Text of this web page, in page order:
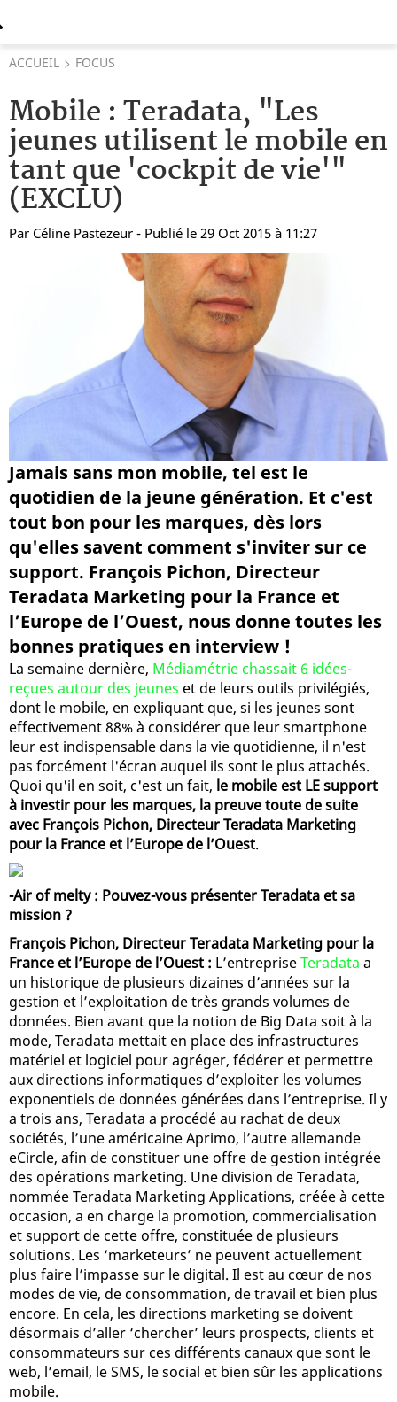
ACCUEIL FOCUS
Mobile : Teradata, "Les
jeunes utilisent le mobile en
tant que 'cockpit de vie'"
(EXCLU)
Par Céline Pastezeur - Publié le 29 Oct 2015 à 11:27
Jamais sans mon mobile, tel est le
quotidien de la jeune génération. Et c'est
tout bon pour les marques, dès lors
qu'elles savent comment s'inviter sur ce
support. François Pichon, Directeur
Teradata Marketing pour la France et
l’Europe de l’Ouest, nous donne toutes les
bonnes pratiques en interview !
La semaine dernière, Médiamétrie chassait 6 idées-
reçues autour des jeunes et de leurs outils privilégiés,
dont le mobile, en expliquant que, si les jeunes sont
effectivement 88% à considérer que leur smartphone
leur est indispensable dans la vie quotidienne, il n'est
pas forcément l'écran auquel ils sont le plus attachés.
Quoi qu'il en soit, c'est un fait, le mobile est LE support
à investir pour les marques, la preuve toute de suite
avec François Pichon, Directeur Teradata Marketing
pour la France et l’Europe de l’Ouest.
-Air of melty : Pouvez-vous présenter Teradata et sa
mission ?
François Pichon, Directeur Teradata Marketing pour la
France et l’Europe de l’Ouest : L’entrepriseTeradata a
un historique de plusieurs dizaines d’années sur la
gestion et l’exploitation de très grands volumes de
données. Bien avant que la notion de Big Data soit à la
mode, Teradata mettait en place des infrastructures
matériel et logiciel pour agréger, fédérer et permettre
aux directions informatiques d’exploiter les volumes
exponentiels de données générées dans l’entreprise. Il y
a trois ans, Teradata a procédé au rachat de deux
sociétés, l’une américaine Aprimo, l’autre allemande
eCircle, afin de constituer une offre de gestion intégrée
des opérations marketing. Une division de Teradata,
nommée Teradata Marketing Applications, créée à cette
occasion, a en charge la promotion, commercialisation
et support de cette offre, constituée de plusieurs
solutions. Les ‘marketeurs’ ne peuvent actuellement
plus faire l’impasse sur le digital. Il est au cœur de nos
modes de vie, de consommation, de travail et bien plus
encore. En cela, les directions marketing se doivent
désormais d’aller ‘chercher’ leurs prospects, clients et
consommateurs sur ces différents canaux que sont le
web, l’email, le SMS, le social et bien sûr les applications
mobile.